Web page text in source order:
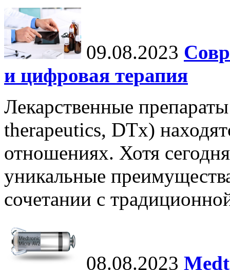
09.08.2023
и цифровая терапия
Лекарственные
therapeutics, DTx)
отношениях. Хотя
уникальные
сочетании с
08.08.2023